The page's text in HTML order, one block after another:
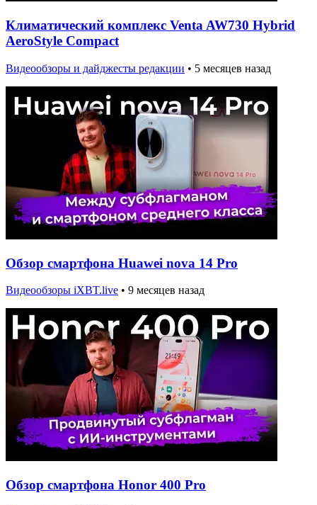
Климатический комплекс Venta AW730 Hybrid
AeroStyle Compact
Видеообзоры и дайджесты редакции • 5 месяцев назад
Обзор смартфона Huawei nova 14 Pro
Видеообзоры iXBT.live • 9 месяцев назад
Обзор смартфона Honor 400 Pro